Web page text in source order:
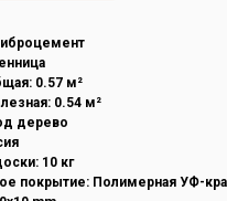
0.57 м²
0.54 м²
дерево
10 кг
покрытие: Полимерная УФ-